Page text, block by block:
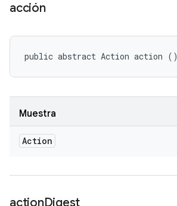
acción
public abstract Action action ()
Muestra
Action
actionDigest